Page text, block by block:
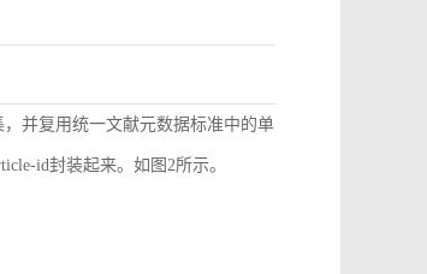
并复用统一文献元数据标准中的单
id封装起来。如图2所示。